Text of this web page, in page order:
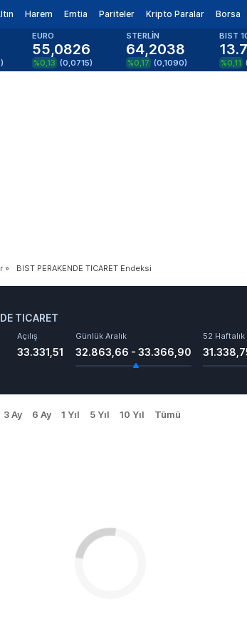
Harem Emtia Pariteler Kripto Paralar Borsa
)
EURO
55,0826
%0,13 (0,0715)
STERLİN
64,2038
%0,17 (0,1090)
BIST
%0,11
» BIST PERAKENDE TICARET Endeksi
TICARET
Açılış
33.331,51
Günlük Aralık
32.863,66 - 33.366,90
52 Haftalık
3 Ay 6 Ay 1 Yıl 5 Yıl 10 Yıl Tümü